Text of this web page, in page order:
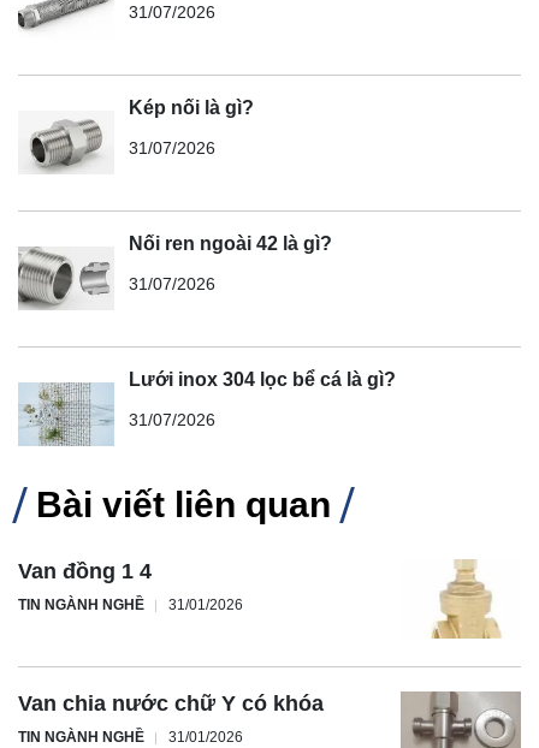
31/07/2026
Kép nối là gì?
31/07/2026
Nối ren ngoài 42 là gì?
31/07/2026
Lưới inox 304 lọc bể cá là gì?
31/07/2026
Bài viết liên quan
Van đồng 1 4
TIN NGÀNH NGHỀ 31/01/2026
Van chia nước chữ Y có khóa
TIN NGÀNH NGHỀ 31/01/2026